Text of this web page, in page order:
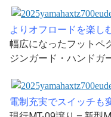
よりオフロードを楽し
幅広になったフットペ
ジンガード・ハンドガ
電制充実でスイッチも